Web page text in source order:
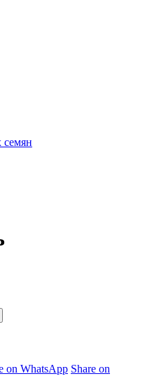
семян
on WhatsAppShare
Share on